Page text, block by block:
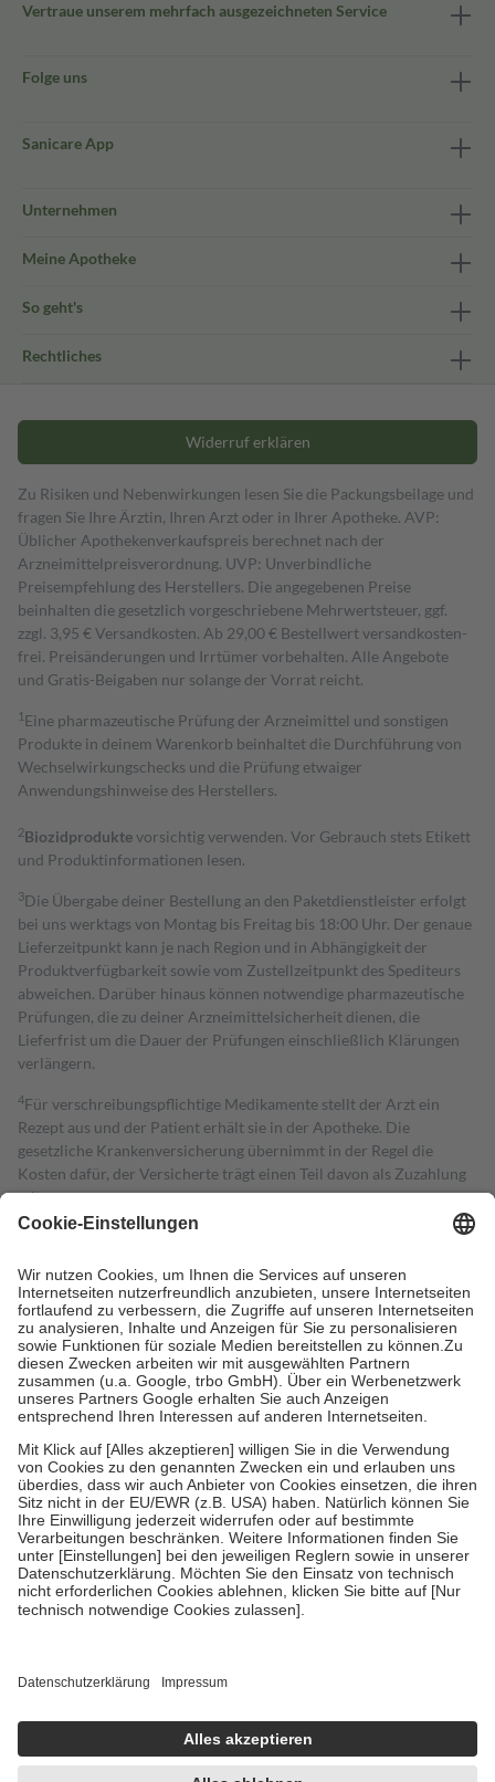
Vertraue unserem mehrfach ausgezeichneten Service
Folge uns
Sanicare App
Unternehmen
Meine Apotheke
So geht's
Rechtliches
Widerruf erklären
Zu Risiken und Nebenwirkungen lesen Sie die Packungsbeilage und
fragen Sie Ihre Ärztin, Ihren Arzt oder in Ihrer Apotheke. AVP:
Üblicher Apothekenverkaufspreis berechnet nach der
Arzneimittelpreisverordnung. UVP: Unverbindliche
Preisempfehlung des Herstellers. Die angegebenen Preise
beinhalten die gesetzlich vorgeschriebene Mehrwertsteuer, ggf.
zzgl. 3,95 € Versandkosten. Ab 29,00 € Bestell­wert versand­kosten­
frei. Preisänderungen und Irrtümer vorbehalten. Alle Angebote
und Gratis-Beigaben nur solange der Vorrat reicht.
1 Eine pharmazeutische Prüfung der Arzneimittel und sonstigen
Produkte in deinem Warenkorb beinhaltet die Durchführung von
Wechselwirkungschecks und die Prüfung etwaiger
Anwendungshinweise des Herstellers.
2Biozidproduktevorsichtig verwenden. Vor Gebrauch stets Etikett
und Produktinformationen lesen.
3Die Übergabe deiner Bestellung an den Paketdienstleister erfolgt
bei uns werktags von Montag bis Freitag bis 18:00 Uhr. Der genaue
Lieferzeitpunkt kann je nach Region und in Abhängigkeit der
Produktverfügbarkeit sowie vom Zustellzeitpunkt des Spediteurs
abweichen. Darüber hinaus können notwendige pharmazeutische
Prüfungen, die zu deiner Arzneimittelsicherheit dienen, die
Lieferfrist um die Dauer der Prüfungen einschließlich Klärungen
verlängern.
4Für verschreibungspflichtige Medikamente stellt der Arzt ein
Rezept aus und der Patient erhält sie in der Apotheke. Die
gesetzliche Krankenversicherung übernimmt in der Regel die
Kosten dafür, der Versicherte trägt einen Teil davon als Zuzahlung
mit.
Grundsätzlich leisten Mitglieder Zuzahlungen in Höhe von zehn
höchstens zehn Euro.
Es sind jedoch nie mehr als die tatsächlichen
Kosten der Leistung zu entrichten.
Diese Regeln gelten grundsätzlich auch für Online-Apotheken.
Bei Heilmitteln und häuslicher Krankenpflege beträgt die
Zuzahlung zehn Prozent der Kosten sowie zehn Euro je
Verordnung.
Um das Engagement der Versicherten für ihre eigene Gesundheit zu
stärken und die besondere Stellung der Familie zu unterstützen,
fallenkeine Zuzahlungenan bei:
• Kindern und Jugendlichen bis zum vollendeten 18. Lebensjahr
mit Ausnahme der Fahrkosten
• Untersuchungen zur Vorsorge und Früherkennung, die von der
GKV getragen werden
• empfohlenen Schutzimpfungen
• Harn- und Blutteststreifen
getroffen, um sicherzustellen, dass es sich um echte Bewertungen
https://help.etrusted.com/hc/de/articles/4419944605341
Einige Bilder und Inhalte wurden unter Zuhilfenahme künstlicher